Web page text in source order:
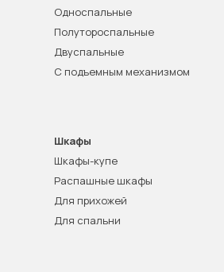
Односпальные
Полутороспальные
Двуспальные
С подъемным механизмом
Шкафы
Шкафы-купе
Распашные шкафы
Для прихожей
Для спальни